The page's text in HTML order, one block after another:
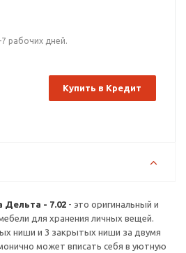
рабочих дней.
Купить в Кредит
Дельта - 7.02 - это оригинальный и
для хранения личных вещей.
ниши и 3 закрытых ниши за двумя
может вписать себя в уютную